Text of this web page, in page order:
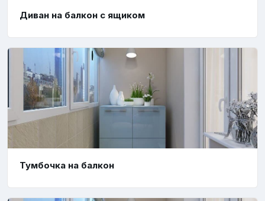
Диван на балкон с ящиком
Тумбочка на балкон